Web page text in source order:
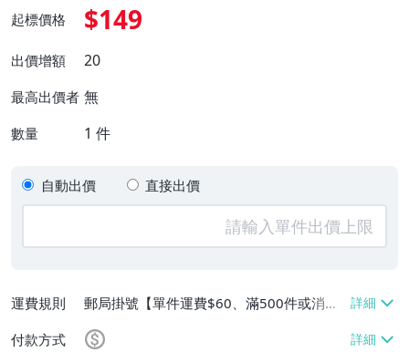
起標價格 $149
出價增額 20
最高出價者 無
數量 1 件
自動出價 直接出價
運費規則
郵局掛號【單件運費$60、滿500件或消費
付款方式